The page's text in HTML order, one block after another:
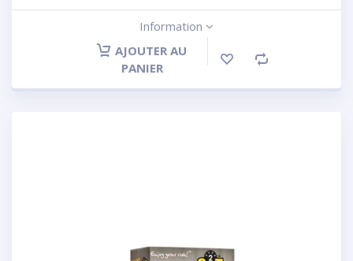
Information
AJOUTER AU
PANIER